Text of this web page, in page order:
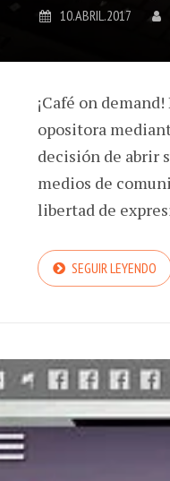
10.ABRIL.2017
¡Café on
opositora
decisión de abrir
medios de
libertad de
SEGUIR LEYENDO